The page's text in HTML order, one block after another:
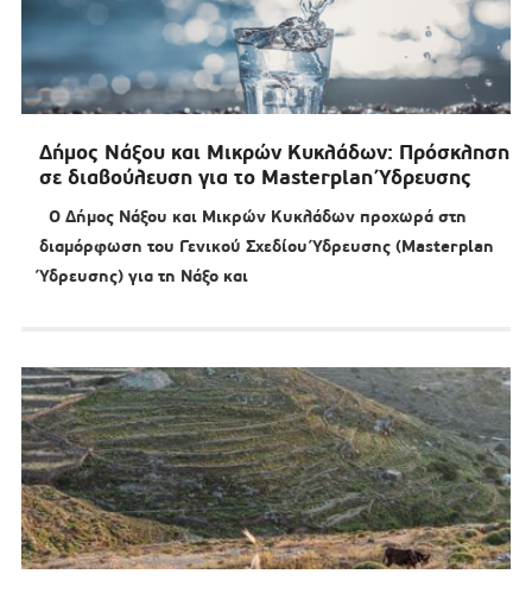
Δήμος Νάξου και Μικρών Κυκλάδων: Πρόσκληση
σε διαβούλευση για το Masterplan Ύδρευσης
Ο Δήμος Νάξου και Μικρών Κυκλάδων προχωρά στη
διαμόρφωση του Γενικού Σχεδίου Ύδρευσης (Masterplan
Ύδρευσης) για τη Νάξο και